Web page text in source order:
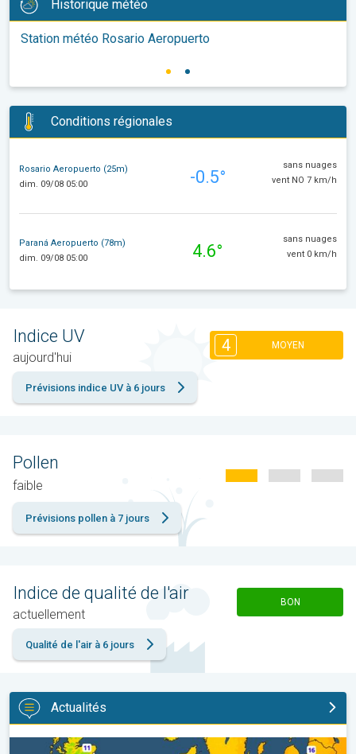
Historique météo
Station météo Rosario Aeropuerto
Conditions régionales
Rosario Aeropuerto (25m)
dim. 09/08 05:00
-0.5°
sans nuages
vent NO 7 km/h
Paraná Aeropuerto (78m)
dim. 09/08 05:00
4.6°
sans nuages
vent 0 km/h
Indice UV
aujourd'hui
4 MOYEN
Prévisions indice UV à 6 jours
Pollen
faible
Prévisions pollen à 7 jours
Indice de qualité de l'air
actuellement
BON
Qualité de l'air à 6 jours
Actualités
Des nuits plus fraîches en perspective. Europe occidentale. . .